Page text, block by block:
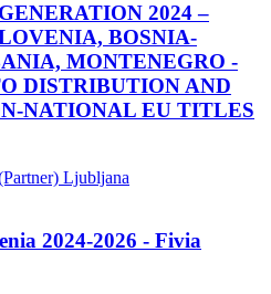
2024 –
BOSNIA-
MONTENEGRO -
DISTRIBUTION AND
NATIONAL EU TITLES
Ljubljana
2024-2026 - Fivia